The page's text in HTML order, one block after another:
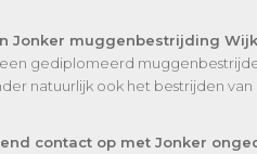
Jonker muggenbestrijding
gediplomeerd
natuurlijk ook het bestrijden
contact op met Jonker